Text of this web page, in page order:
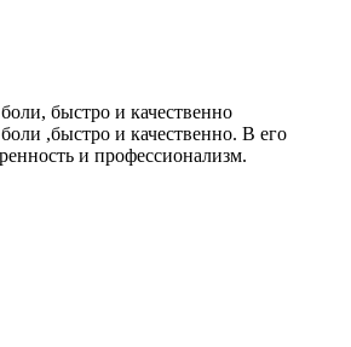
быстро и качественно
,быстро и качественно. В его
и профессионализм.